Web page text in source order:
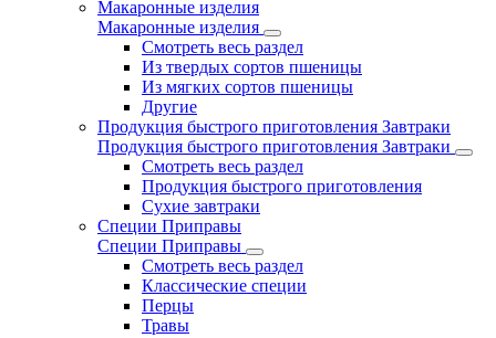
Макаронные изделия
Макаронные изделия
Смотреть весь раздел
Из твердых сортов пшеницы
Из мягких сортов пшеницы
Другие
Продукция быстрого приготовления Завтраки
Продукция быстрого приготовления Завтраки
Смотреть весь раздел
Продукция быстрого приготовления
Сухие завтраки
Специи Приправы
Специи Приправы
Смотреть весь раздел
Классические специи
Перцы
Травы